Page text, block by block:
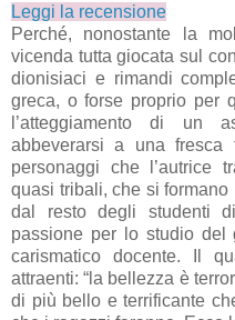
Leggi la recensione
Perché, nonostante la
vicenda tutta giocata sul
dionisiaci e rimandi
greca, o forse proprio per
l’atteggiamento di un
abbeverarsi a una fresca
personaggi che l’autrice
quasi tribali, che si
dal resto degli studenti
passione per lo studio del
carismatico docente. Il
attraenti: “la bellezza è
di più bello e terrificante